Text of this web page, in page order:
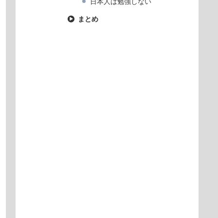
日本人は勉強しない
まとめ